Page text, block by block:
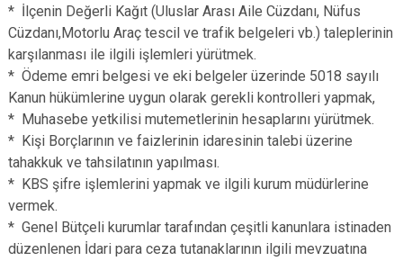
* İlçenin Değerli Kağıt (Uluslar Arası Aile Cüzdanı, Nüfus
Cüzdanı,Motorlu Araç tescil ve trafik belgeleri vb.) taleplerinin
karşılanması ile ilgili işlemleri yürütmek.
* Ödeme emri belgesi ve eki belgeler üzerinde 5018 sayılı
Kanun hükümlerine uygun olarak gerekli kontrolleri yapmak,
* Muhasebe yetkilisi mutemetlerinin hesaplarını yürütmek.
* Kişi Borçlarının ve faizlerinin idaresinin talebi üzerine
tahakkuk ve tahsilatının yapılması.
* KBS şifre işlemlerini yapmak ve ilgili kurum müdürlerine
vermek.
* Genel Bütçeli kurumlar tarafından çeşitli kanunlara istinaden
düzenlenen İdari para ceza tutanaklarının ilgili mevzuatına